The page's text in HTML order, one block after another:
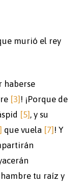
murió el rey
haberse
[3]! ¡Porque de
[5], y su
que vuela [7]! Y
tu raíz y